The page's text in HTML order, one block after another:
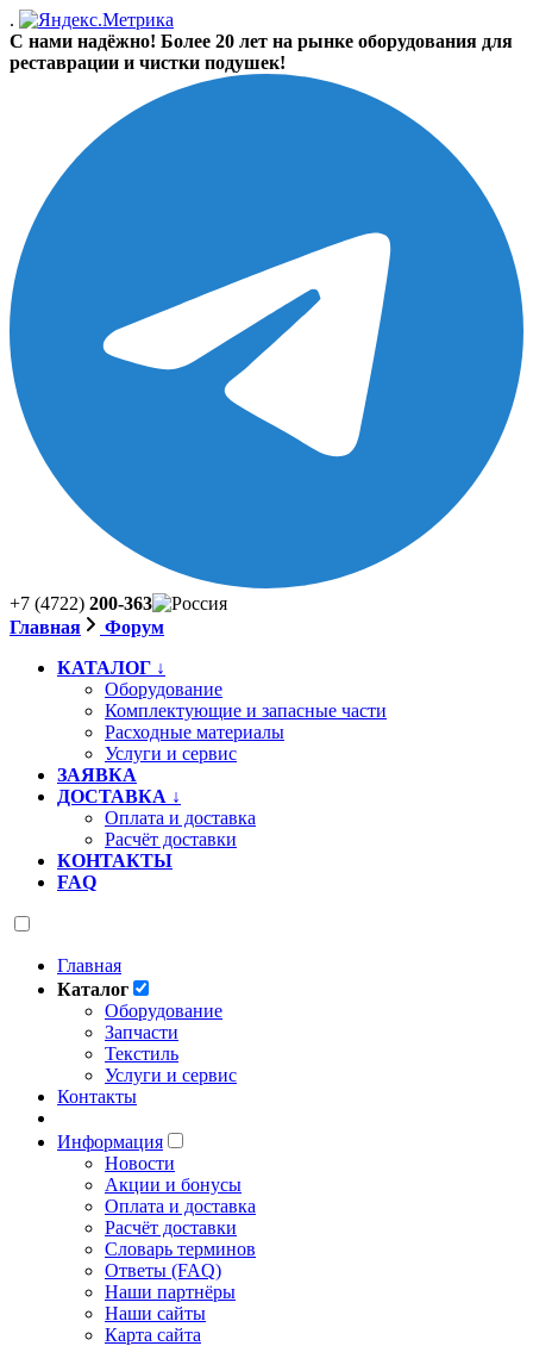
.
С нами надёжно! Более 20 лет на рынке оборудования для
реставрации и чистки подушек!
+7 (4722) 200-363
Главная
Форум
КАТАЛОГ ↓
Оборудование
Комплектующие и запасные части
Расходные материалы
Услуги и сервис
ЗАЯВКА
ДОСТАВКА ↓
Оплата и доставка
Расчёт доставки
КОНТАКТЫ
FAQ
Главная
Каталог
Оборудование
Запчасти
Текстиль
Услуги и сервис
Контакты
Информация
Новости
Акции и бонусы
Оплата и доставка
Расчёт доставки
Словарь терминов
Ответы (FAQ)
Наши партнёры
Наши сайты
Карта сайта